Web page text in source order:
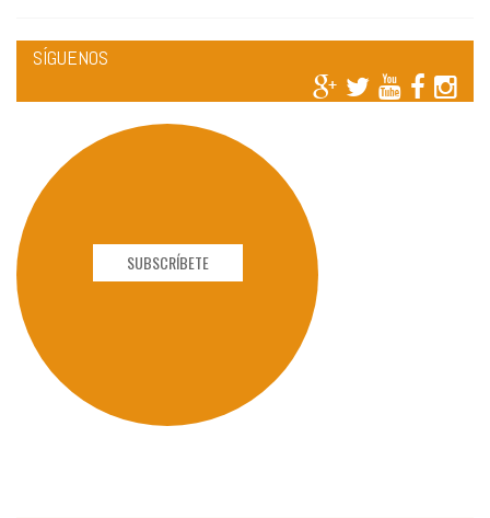
SÍGUENOS
SUBSCRÍBETE